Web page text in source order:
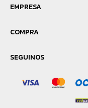
EMPRESA
COMPRA
SEGUINOS